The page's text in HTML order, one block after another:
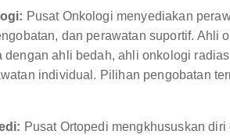
Pusat Onkologi menyediakan
dan perawatan suportif. Ahli
dengan ahli bedah, ahli onkologi
individual. Pilihan pengobatan
Pusat Ortopedi mengkhususkan